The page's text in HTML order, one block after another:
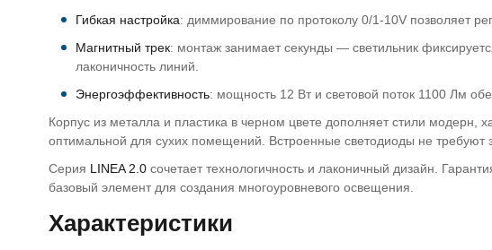
Гибкая настройка: диммирование по протоколу 0/1-10V позволяет
Магнитный трек: монтаж занимает секунды — светильник
лаконичность линий.
Энергоэффективность: мощность 12 Вт и световой поток 1100 Лм
Корпус из металла и пластика в черном цвете дополняет стили
оптимальной для сухих помещений. Встроенные светодиоды не требуют
Серия LINEA 2.0сочетает технологичность и лаконичный дизайн.
базовый элемент для создания многоуровневого освещения.
Характеристики